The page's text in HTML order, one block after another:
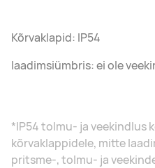
Kõrvaklapid: IP54
laadimsiümbris: ei ole
*IP54 tolmu- ja veekindlus
kõrvaklappidele, mitte
pritsme-, tolmu- ja